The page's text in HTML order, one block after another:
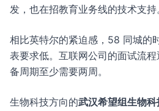
发，也在招教育业务线的技术支持
相比英特尔的紧迫感，58 同城的
表要求低。互联网公司的面试流
备周期至少需要两周。
生物科技方向的武汉希望组生物科